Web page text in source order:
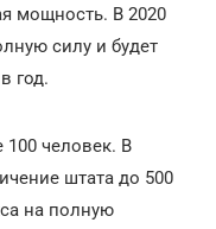
мощность. В 2020
силу и будет
год.
100 человек. В
штата до 500
на полную